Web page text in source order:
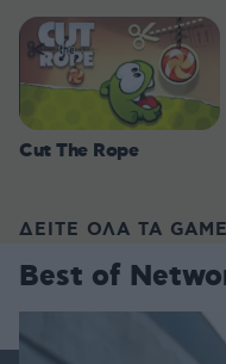
Cut The Rope
ΔΕΙΤΕ ΟΛΑ ΤΑ
Best of